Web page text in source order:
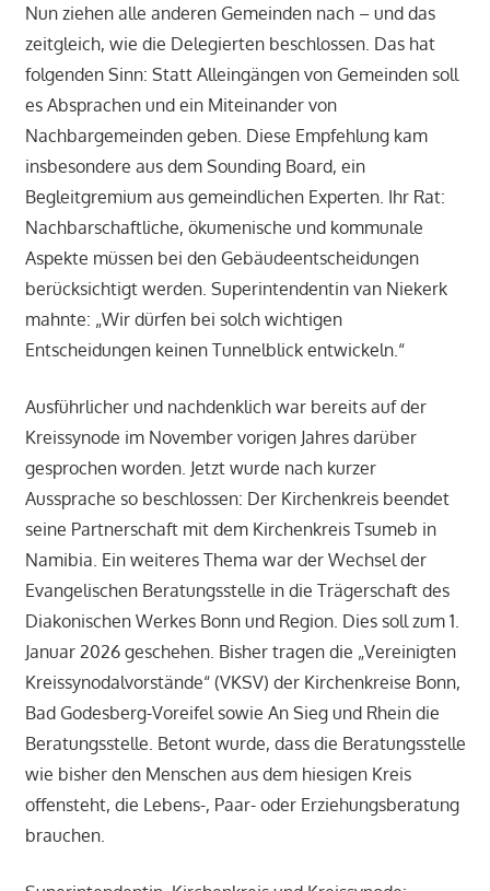
Nun ziehen alle anderen Gemeinden nach – und das
zeitgleich, wie die Delegierten beschlossen. Das hat
folgenden Sinn: Statt Alleingängen von Gemeinden soll
es Absprachen und ein Miteinander von
Nachbargemeinden geben. Diese Empfehlung kam
insbesondere aus dem Sounding Board, ein
Begleitgremium aus gemeindlichen Experten. Ihr Rat:
Nachbarschaftliche, ökumenische und kommunale
Aspekte müssen bei den Gebäudeentscheidungen
berücksichtigt werden. Superintendentin van Niekerk
mahnte: „Wir dürfen bei solch wichtigen
Entscheidungen keinen Tunnelblick entwickeln.“
Ausführlicher und nachdenklich war bereits auf der
Kreissynode im November vorigen Jahres darüber
gesprochen worden. Jetzt wurde nach kurzer
Aussprache so beschlossen: Der Kirchenkreis beendet
seine Partnerschaft mit dem Kirchenkreis Tsumeb in
Namibia. Ein weiteres Thema war der Wechsel der
Evangelischen Beratungsstelle in die Trägerschaft des
Diakonischen Werkes Bonn und Region. Dies soll zum 1.
Januar 2026 geschehen. Bisher tragen die „Vereinigten
Kreissynodalvorstände“ (VKSV) der Kirchenkreise Bonn,
Bad Godesberg-Voreifel sowie An Sieg und Rhein die
Beratungsstelle. Betont wurde, dass die Beratungsstelle
wie bisher den Menschen aus dem hiesigen Kreis
offensteht, die Lebens-, Paar- oder Erziehungsberatung
brauchen.